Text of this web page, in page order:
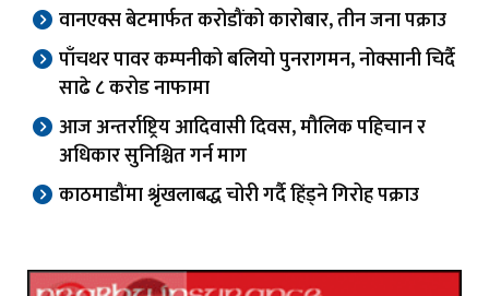
वानएक्स बेटमार्फत करोडौंको कारोबार, तीन जना पक्राउ
पाँचथर पावर कम्पनीको बलियो पुनरागमन, नोक्सानी चिर्दै
साढे ८ करोड नाफामा
आज अन्तर्राष्ट्रिय आदिवासी दिवस, मौलिक पहिचान र
अधिकार सुनिश्चित गर्न माग
काठमाडौंमा श्रृंखलाबद्ध चोरी गर्दै हिंड्ने गिरोह पक्राउ